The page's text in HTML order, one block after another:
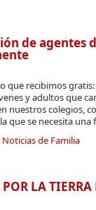
de agentes
que recibimos
y adultos que
nuestros colegios,
que se necesita una
Noticias de Familia
POR LA